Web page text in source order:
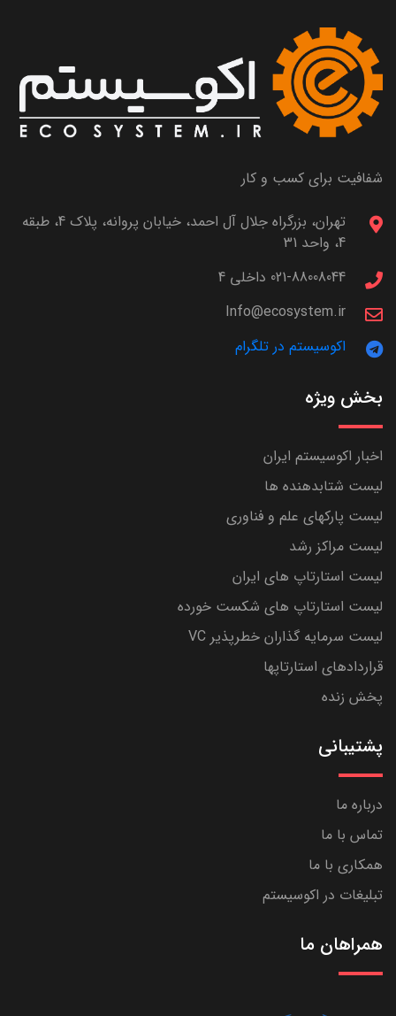
شفافیت برای کسب و کار
تهران، بزرگراه جلال آل احمد، خیابان پروانه، پلاک 4، طبقه
4، واحد 31
021-88008044 داخلی 4
Info@ecosystem.ir
اکوسیستم در تلگرام
بخش ویژه
اخبار اکوسیستم ایران
لیست شتابدهنده ها
لیست پارکهای علم و فناوری
لیست مراکز رشد
لیست استارتاپ های ایران
لیست استارتاپ های شکست خورده
لیست سرمایه گذاران خطرپذیر VC
قراردادهای استارتاپها
پخش زنده
پشتیبانی
درباره ما
تماس با ما
همکاری با ما
تبلیغات در اکوسیستم
همراهان ما